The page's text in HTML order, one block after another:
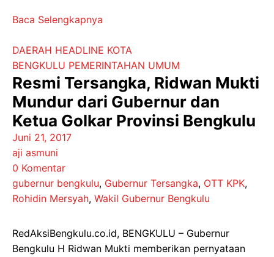
Baca Selengkapnya
DAERAH HEADLINE KOTA
BENGKULU PEMERINTAHAN UMUM
Resmi Tersangka, Ridwan Mukti
Mundur dari Gubernur dan
Ketua Golkar Provinsi Bengkulu
Juni 21, 2017
aji asmuni
0 Komentar
gubernur bengkulu, Gubernur Tersangka, OTT KPK,
Rohidin Mersyah, Wakil Gubernur Bengkulu
RedAksiBengkulu.co.id, BENGKULU – Gubernur
Bengkulu H Ridwan Mukti memberikan pernyataan